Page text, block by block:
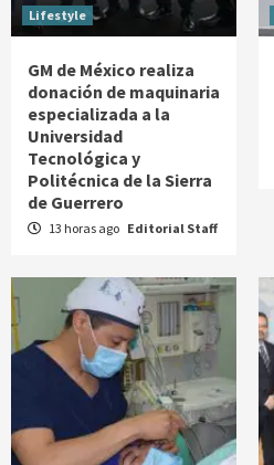
Lifestyle
GM de México realiza
donación de maquinaria
especializada a la
Universidad
Tecnológica y
Politécnica de la Sierra
de Guerrero
13 horas ago Editorial Staff